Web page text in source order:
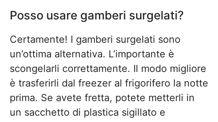
Posso usare gamberi surgelati?
Certamente! I gamberi surgelati sono
un’ottima alternativa. L’importante è
scongelarli correttamente. Il modo migliore
è trasferirli dal freezer al frigorifero la notte
prima. Se avete fretta, potete metterli in
un sacchetto di plastica sigillato e